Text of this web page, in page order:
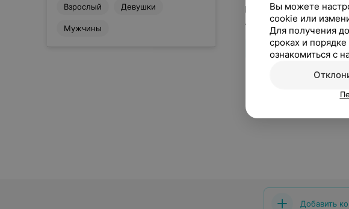
Взрослый Девушки
Мужчины
МЦ «Эксана» Чек-ап
Все
160 руб.
Добавить
Вы можете
cookie или
Для получения
сроках и
ознакомиться с